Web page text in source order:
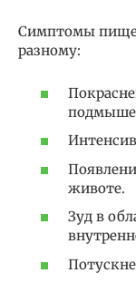
Симптомы
разному:
животе.
Зуд в